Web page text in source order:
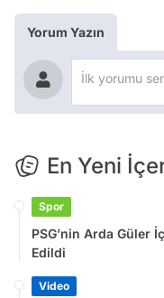
Yorum Yazın
En Yeni
Spor
PSG’nin Arda Güler
Edildi
Video